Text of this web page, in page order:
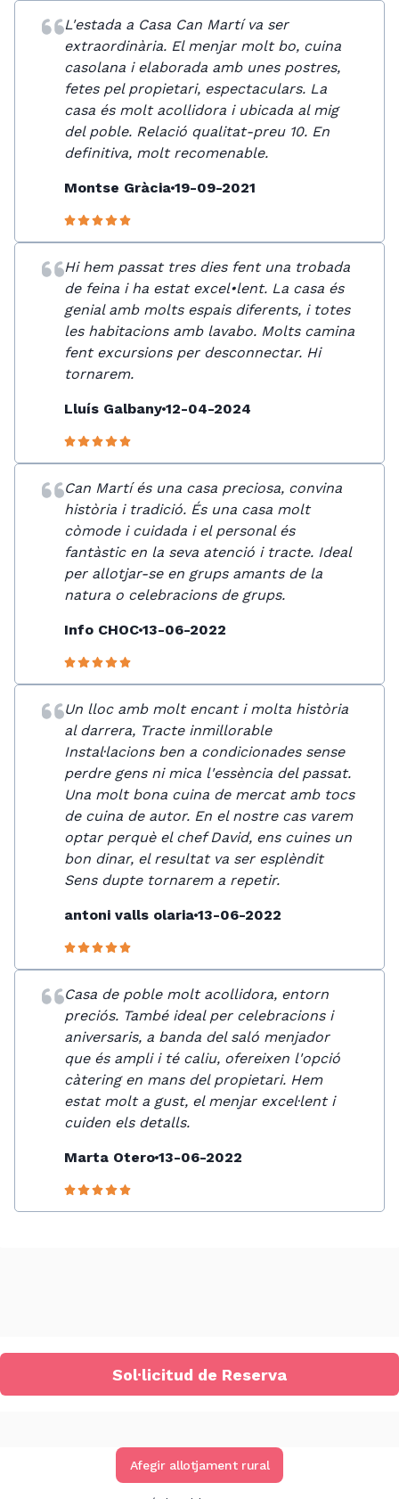
L'estada a Casa Can Martí va ser
extraordinària. El menjar molt bo, cuina
casolana i elaborada amb unes postres,
fetes pel propietari, espectaculars. La
casa és molt acollidora i ubicada al mig
del poble. Relació qualitat-preu 10. En
definitiva, molt recomenable.
Montse Gràcia 19-09-2021
Hi hem passat tres dies fent una trobada
de feina i ha estat excel•lent. La casa és
genial amb molts espais diferents, i totes
les habitacions amb lavabo. Molts camina
fent excursions per desconnectar. Hi
tornarem.
Lluís Galbany 12-04-2024
Can Martí és una casa preciosa, convina
història i tradició. És una casa molt
còmode i cuidada i el personal és
fantàstic en la seva atenció i tracte. Ideal
per allotjar-se en grups amants de la
natura o celebracions de grups.
Info CHOC 13-06-2022
Un lloc amb molt encant i molta història
al darrera, Tracte inmillorable
Instal·lacions ben a condicionades sense
perdre gens ni mica l'essència del passat.
Una molt bona cuina de mercat amb tocs
de cuina de autor. En el nostre cas varem
optar perquè el chef David, ens cuines un
bon dinar, el resultat va ser esplèndit
Sens dupte tornarem a repetir.
antoni valls olaria 13-06-2022
Casa de poble molt acollidora, entorn
preciós. També ideal per celebracions i
aniversaris, a banda del saló menjador
que és ampli i té caliu, ofereixen l'opció
càtering en mans del propietari. Hem
estat molt a gust, el menjar excel·lent i
cuiden els detalls.
Marta Otero 13-06-2022
Sol·licitud de Reserva
Afegir allotjament rural